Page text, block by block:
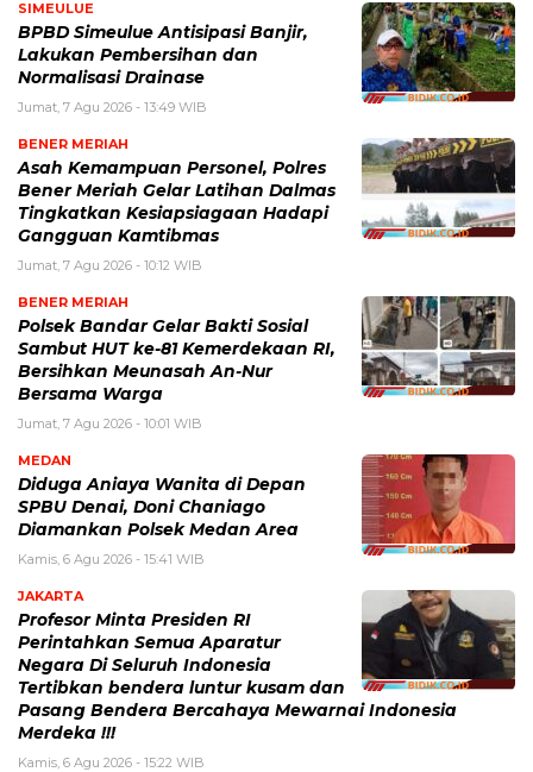
SIMEULUE
BPBD Simeulue Antisipasi Banjir,
Lakukan Pembersihan dan
Normalisasi Drainase
Jumat, 7 Agu 2026 - 13:49 WIB
BENER MERIAH
Asah Kemampuan Personel, Polres
Bener Meriah Gelar Latihan Dalmas
Tingkatkan Kesiapsiagaan Hadapi
Gangguan Kamtibmas
Jumat, 7 Agu 2026 - 10:12 WIB
BENER MERIAH
Polsek Bandar Gelar Bakti Sosial
Sambut HUT ke-81 Kemerdekaan RI,
Bersihkan Meunasah An-Nur
Bersama Warga
Jumat, 7 Agu 2026 - 10:01 WIB
MEDAN
Diduga Aniaya Wanita di Depan
SPBU Denai, Doni Chaniago
Diamankan Polsek Medan Area
Kamis, 6 Agu 2026 - 15:41 WIB
JAKARTA
Profesor Minta Presiden RI
Perintahkan Semua Aparatur
Negara Di Seluruh Indonesia
Tertibkan bendera luntur kusam dan
Pasang Bendera Bercahaya Mewarnai Indonesia
Merdeka !!!
Kamis, 6 Agu 2026 - 15:22 WIB